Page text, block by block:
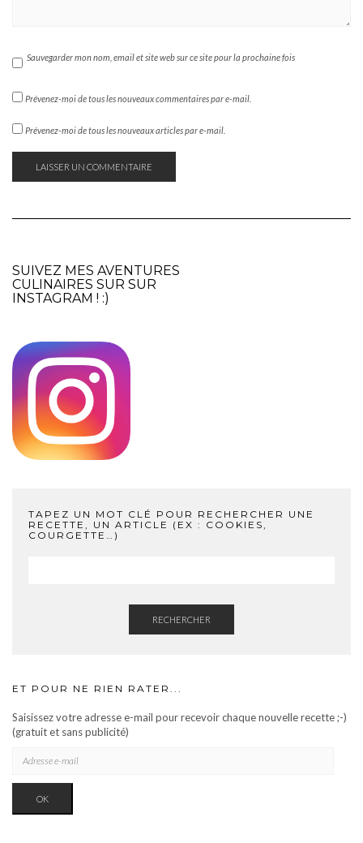
Sauvegarder mon nom, email et site web sur ce site pour la prochaine fois
Prévenez-moi de tous les nouveaux commentaires par e-mail.
Prévenez-moi de tous les nouveaux articles par e-mail.
SUIVEZ MES AVENTURES
CULINAIRES SUR SUR
INSTAGRAM ! :)
TAPEZ UN MOT CLÉ POUR RECHERCHER UNE
RECETTE, UN ARTICLE (EX : COOKIES,
COURGETTE…)
RECHERCHER
ET POUR NE RIEN RATER...
Saisissez votre adresse e-mail pour recevoir chaque nouvelle recette ;-)
(gratuit et sans publicité)
OK